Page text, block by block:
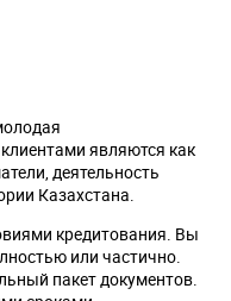
являются как
деятельность
Казахстана.
кредитования. Вы
или частично.
пакет документов.